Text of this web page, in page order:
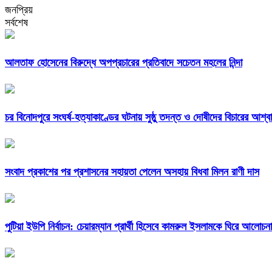
জনপ্রিয়
সর্বশেষ
আলতাফ হোসেনের বিরুদ্ধে অপপ্রচারের প্রতিবাদে সচেতন মহলের নিন্দা
চর বিনোদপুরে সংঘর্ষ-হত্যাকাণ্ডের ঘটনায় সুষ্ঠু তদন্ত ও দোষীদের বিচারের
সংবাদ প্রকাশের পর প্রশাসনের সহায়তা পেলেন অসহায় বিধবা মিলন রাণী দাস
পুটিয়া ইউপি নির্বাচন: চেয়ারম্যান প্রার্থী হিসেবে কামরুল ইসলামকে ঘিরে আলোচনা